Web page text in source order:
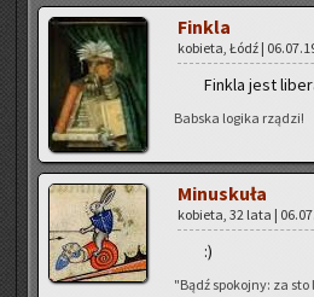
Fin­kla
ko­bie­ta, Łódź |
Fin­kla jest
Bab­ska lo­gi­ka rzą­dzi!
Mi­nu­sku­ła
ko­bie­ta, 32 lata |
:)
"Bądź spo­koj­ny: za